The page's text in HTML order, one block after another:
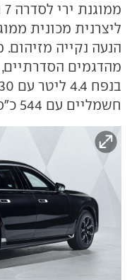
ממוגנת ירי לסדרה 7 ול-
ליצרנית מכונית
הנעה נקייה
חשמליים עם 544 כ״ס ב-i7.